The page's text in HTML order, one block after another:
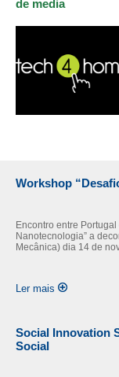
de media
Workshop
Encontro entre
Nanotecnologia” a
Mecânica) dia 14 de
Ler mais
Social Innovation
Social